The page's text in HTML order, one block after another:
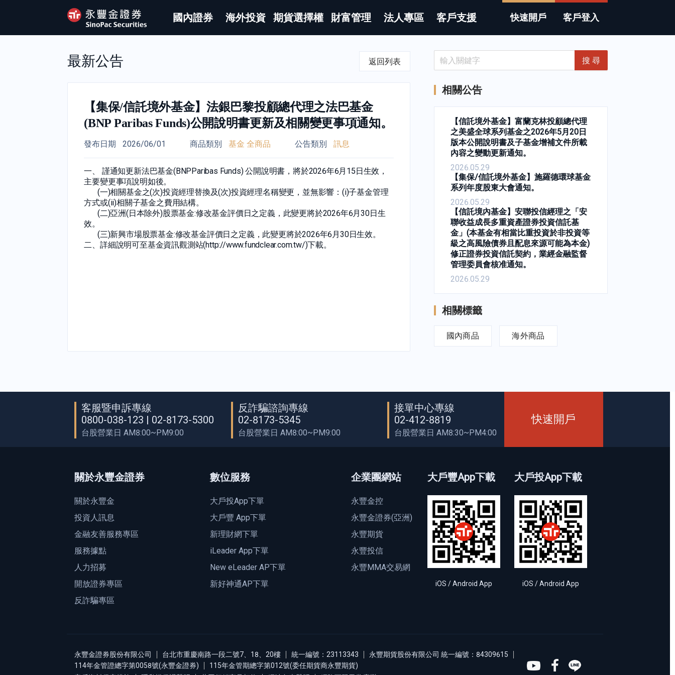
國內證券 海外投資 期貨選擇權 財富管理 法人專區 客戶支援 快速開戶 客戶登入
最新公告 返回列表
【集保/信託境外基金】法銀巴黎投顧總代理之法巴基金
(BNP Paribas Funds)公開說明書更新及相關變更事項通知。
發布日期 2026/06/01 商品類別 基金 全商品 公告類別 訊息
一、 謹通知更新法巴基金(BNPParibas Funds) 公開說明書，將於2026年6月15日生效，
主要變更事項說明如後。
(一)相關基金之(次)投資經理替換及(次)投資經理名稱變更，並無影響：(i)子基金管理
方式或(ii)相關子基金之費用結構。
(二)亞洲(日本除外)股票基金:修改基金評價日之定義，此變更將於2026年6月30日生
效。
(三)新興市場股票基金:修改基金評價日之定義，此變更將於2026年6月30日生效。
二、詳細說明可至基金資訊觀測站(http://www.fundclear.com.tw/)下載。
搜 尋
相關公告
【信託境外基金】富蘭克林投顧總代理
之美盛全球系列基金之2026年5月20日
版本公開說明書及子基金增補文件所載
內容之變動更新通知。
2026.05.29
【集保/信託境外基金】施羅德環球基金
系列年度股東大會通知。
2026.05.29
【信託境內基金】安聯投信經理之「安
聯收益成長多重資產證券投資信託基
金」(本基金有相當比重投資於非投資等
級之高風險債券且配息來源可能為本金)
修正證券投資信託契約，業經金融監督
管理委員會核准通知。
2026.05.29
相關標籤
國內商品 海外商品
客服暨申訴專線
0800-038-123 | 02-8173-5300
台股營業日 AM8:00~PM9:00
反詐騙諮詢專線
02-8173-5345
台股營業日 AM8:00~PM9:00
接單中心專線
02-412-8819
台股營業日 AM8:30~PM4:00
快速開戶
關於永豐金證券
關於永豐金
投資人訊息
金融友善服務專區
服務據點
人力招募
開放證券專區
反詐騙專區
數位服務
大戶投App下單
大戶豐 App下單
新理財網下單
iLeader App下單
New eLeader AP下單
新好神通AP下單
企業團網站
永豐金控
永豐金證券(亞洲)
永豐期貨
永豐投信
永豐MMA交易網
大戶豐App下載
iOS / Android App
大戶投App下載
iOS / Android App
永豐金證券股份有限公司 台北市重慶南路一段二號7、18、20樓 統一編號：23113343
永豐期貨股份有限公司 統一編號：84309615
114年金管證總字第0058號(永豐金證券)
115年金管期總字第012號(委任期貨商永豐期貨)